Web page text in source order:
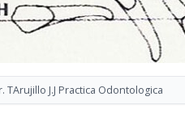
J.J Practica Odontologica